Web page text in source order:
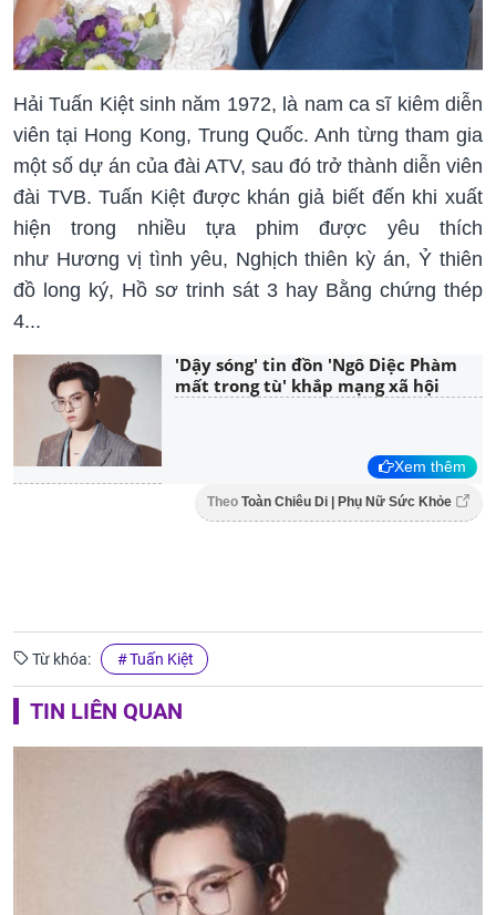
Hải Tuấn Kiệt sinh năm 1972, là nam ca sĩ kiêm diễn
viên tại Hong Kong, Trung Quốc. Anh từng tham gia
một số dự án của đài ATV, sau đó trở thành diễn viên
đài TVB. Tuấn Kiệt được khán giả biết đến khi xuất
hiện trong nhiều tựa phim được yêu thích
như Hương vị tình yêu, Nghịch thiên kỳ án, Ỷ thiên
đồ long ký, Hồ sơ trinh sát 3 hay Bằng chứng thép
4...
'Dậy sóng' tin đồn 'Ngô Diệc Phàm
mất trong tù' khắp mạng xã hội
Xem thêm
Theo Toàn Chiêu Di | Phụ Nữ Sức Khỏe
Từ khóa: Tuấn Kiệt
TIN LIÊN QUAN